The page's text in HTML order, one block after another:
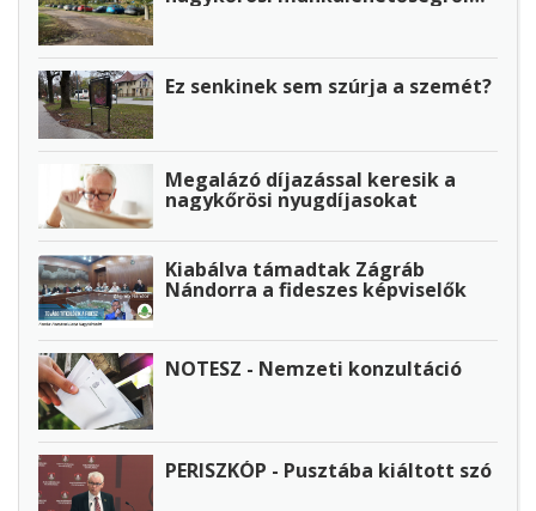
Ez senkinek sem szúrja a szemét?
Megalázó díjazással keresik a
nagykőrösi nyugdíjasokat
Kiabálva támadtak Zágráb
Nándorra a fideszes képviselők
NOTESZ - Nemzeti konzultáció
PERISZKÓP - Pusztába kiáltott szó